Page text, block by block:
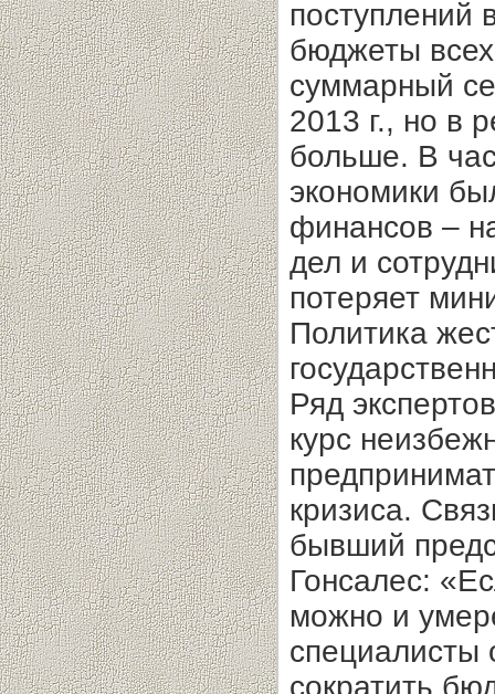
поступлений
бюджеты
суммарный
2013 г., но в
больше. В
экономики
финансов –
дел и
потеряет
Политика
Ряд
курс
кризиса.
бывший
Гонсалес:
можно и
специалисты
сократить